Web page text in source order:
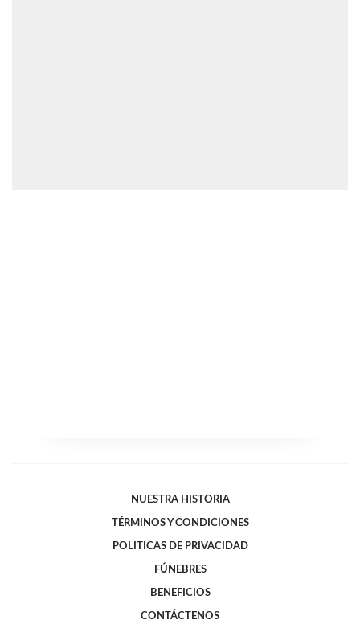
NUESTRA HISTORIA
TÉRMINOS Y CONDICIONES
POLITICAS DE PRIVACIDAD
FÚNEBRES
BENEFICIOS
CONTÁCTENOS